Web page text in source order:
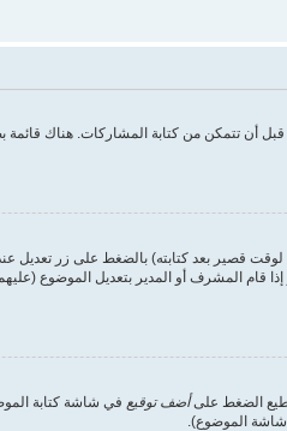
تتمكن من كتابة المشاركات. هناك قائمة
لوقت قصير بعد كتابته) بالضغط على زر
المشرف أو المدير بتعديل الموضوع
الضغط علىأضف توقيع في شاشة كتابة
شاشة الموضوع).